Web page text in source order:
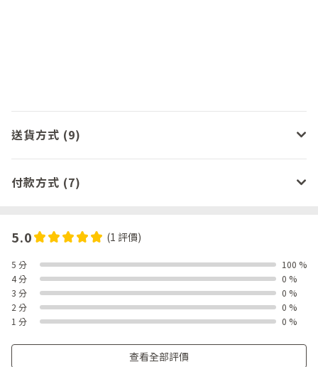
送貨方式 (9)
付款方式 (7)
5.0 (1 評價)
5 分
100 %
4 分
0 %
3 分
0 %
2 分
0 %
1 分
0 %
查看全部評價